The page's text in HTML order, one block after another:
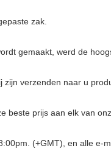
zak.
gemaakt, werd de
verzenden naar u
beste prijs aan elk van
(+GMT), en alle e-